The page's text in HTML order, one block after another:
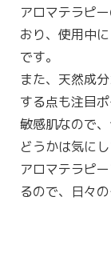
アロマテラピ
おり、使用中
です。
また、天然成
する点も注目ポ
敏感肌なので
どうかは気にし
アロマテラピ
るので、日々